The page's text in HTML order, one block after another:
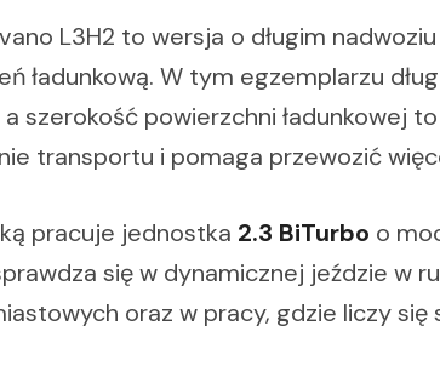
L3H2 to wersja o długim
ładunkową. W tym egzemplarzu
a szerokość powierzchni ładunkowej to
transportu i pomaga przewozić
pracuje jednostka 2.3 BiTurbo o
się w dynamicznej jeździe w
oraz w pracy, gdzie liczy się